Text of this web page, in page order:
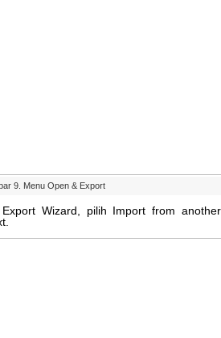
9. Menu Open & Export
Export Wizard, pilih Import from another
.